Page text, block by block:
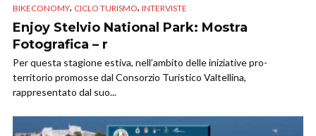
BIKECONOMY, CICLO TURISMO, INTERVISTE
Enjoy Stelvio National Park: Mostra
Fotografica – r
Per questa stagione estiva, nell’ambito delle iniziative pro-
territorio promosse dal Consorzio Turistico Valtellina,
rappresentato dal suo...